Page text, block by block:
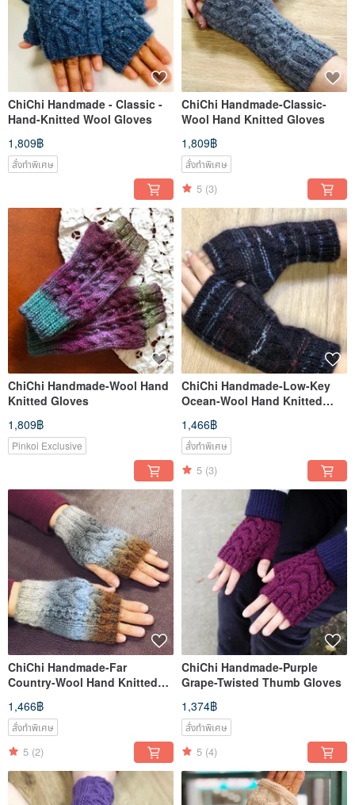
ChiChi Handmade - Classic -
Hand-Knitted Wool Gloves
1,809฿
สั่งทำพิเศษ
ChiChi Handmade-Classic-
Wool Hand Knitted Gloves
1,809฿
สั่งทำพิเศษ
5 (3)
ChiChi Handmade-Wool Hand
Knitted Gloves
1,809฿
Pinkoi Exclusive
ChiChi Handmade-Low-Key
Ocean-Wool Hand Knitted
1,466฿
สั่งทำพิเศษ
5 (3)
ChiChi Handmade-Far
Country-Wool Hand Knitted
1,466฿
สั่งทำพิเศษ
5 (2)
ChiChi Handmade-Purple
Grape-Twisted Thumb Gloves
1,374฿
สั่งทำพิเศษ
5 (4)